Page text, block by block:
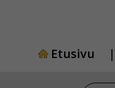
Etusivu